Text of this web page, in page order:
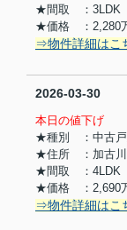
★間取 ：3LDK
★価格 ：2,280
⇒物件詳細はこ
2026-03-30
本日の値下げ
★種別 ：中古戸
★住所 ：加古川
★間取 ：4LDK
★価格 ：2,690
⇒物件詳細はこ